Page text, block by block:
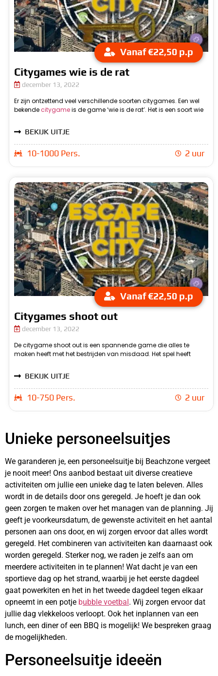
Vanaf €22,50 p.p
Citygames wie is de rat
december 13, 2022
Er zijn ontzettend veel verschillende soorten citygames. Een wel
bekendecitygameis de game ‘wie is de rat’. Het is een soort wie
doel is om allemaal opdrachten uit te voeren en punten te
BEKIJK UITJE
10-1000 Pers. 2 uur
Vanaf €22,50 p.p
Citygames shoot out
december 13, 2022
De citygame shoot out is een spannende game die alles te
maken heeft met het bestrijden van misdaad. Het spel heeft
misschien shoot out, maar natuurlijk ga je niet echt iemand
neerschieten. In plaats daarvan ga je op onderzoek uit me je gps
BEKIJK UITJE
10-750 Pers. 2 uur
Unieke personeelsuitjes
We garanderen je, een personeelsuitje bij Beachzone vergeet
je nooit meer! Ons aanbod bestaat uit diverse creatieve
activiteiten om jullie een unieke dag te laten beleven. Alles
wordt in de details door ons geregeld. Je hoeft je dan ook
geen zorgen te maken over het managen van de planning. Jij
geeft je voorkeursdatum, de gewenste activiteit en het aantal
personen aan ons door, en wij zorgen ervoor dat alles wordt
geregeld. Het combineren van activiteiten kan daarnaast ook
worden geregeld. Sterker nog, we raden je zelfs aan om
meerdere activiteiten in te plannen! Wat dacht je van een
sportieve dag op het strand, waarbij je het eerste dagdeel
gaat powerkiten en het in het tweede dagdeel tegen elkaar
opneemt in een potje bubble voetbal. Wij zorgen ervoor dat
jullie dag vlekkeloos verloopt. Ook het inplannen van een
lunch, een diner of een BBQ is mogelijk! We bespreken graag
de mogelijkheden.
Personeelsuitje ideeën